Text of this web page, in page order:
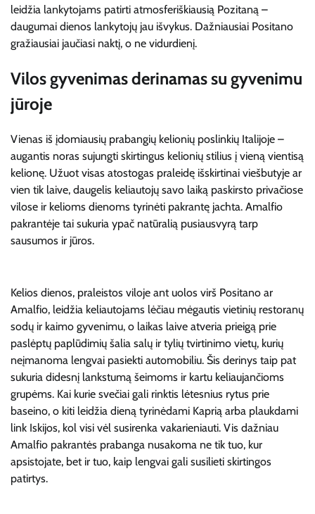
leidžia lankytojams patirti atmosferiškiausią Pozitaną –
daugumai dienos lankytojų jau išvykus. Dažniausiai Positano
gražiausiai jaučiasi naktį, o ne vidurdienį.
Vilos gyvenimas derinamas su gyvenimu
jūroje
Vienas iš įdomiausių prabangių kelionių poslinkių Italijoje –
augantis noras sujungti skirtingus kelionių stilius į vieną vientisą
kelionę. Užuot visas atostogas praleidę išskirtinai viešbutyje ar
vien tik laive, daugelis keliautojų savo laiką paskirsto privačiose
vilose ir kelioms dienoms tyrinėti pakrantę jachta. Amalfio
pakrantėje tai sukuria ypač natūralią pusiausvyrą tarp
sausumos ir jūros.
Kelios dienos, praleistos viloje ant uolos virš Positano ar
Amalfio, leidžia keliautojams lėčiau mėgautis vietinių restoranų
sodų ir kaimo gyvenimu, o laikas laive atveria prieigą prie
paslėptų paplūdimių šalia salų ir tylių tvirtinimo vietų, kurių
neįmanoma lengvai pasiekti automobiliu. Šis derinys taip pat
sukuria didesnį lankstumą šeimoms ir kartu keliaujančioms
grupėms. Kai kurie svečiai gali rinktis lėtesnius rytus prie
baseino, o kiti leidžia dieną tyrinėdami Kaprią arba plaukdami
link Iskijos, kol visi vėl susirenka vakarieniauti. Vis dažniau
Amalfio pakrantės prabanga nusakoma ne tik tuo, kur
apsistojate, bet ir tuo, kaip lengvai gali susilieti skirtingos
patirtys.